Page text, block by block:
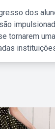
dos
tornarem